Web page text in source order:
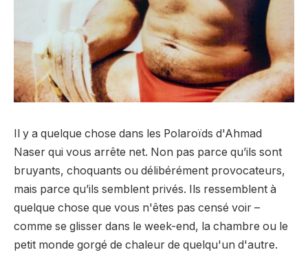
Il y a quelque chose dans les Polaroïds d'Ahmad
Naser qui vous arrête net. Non pas parce qu’ils sont
bruyants, choquants ou délibérément provocateurs,
mais parce qu’ils semblent privés. Ils ressemblent à
quelque chose que vous n'êtes pas censé voir –
comme se glisser dans le week-end, la chambre ou le
petit monde gorgé de chaleur de quelqu'un d'autre.